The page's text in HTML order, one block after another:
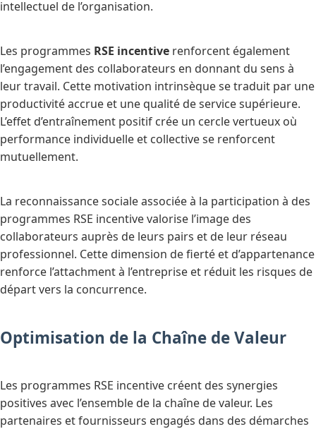
intellectuel de l’organisation.
Les programmes RSE incentive renforcent également
l’engagement des collaborateurs en donnant du sens à
leur travail. Cette motivation intrinsèque se traduit par une
productivité accrue et une qualité de service supérieure.
L’effet d’entraînement positif crée un cercle vertueux où
performance individuelle et collective se renforcent
mutuellement.
La reconnaissance sociale associée à la participation à des
programmes RSE incentive valorise l’image des
collaborateurs auprès de leurs pairs et de leur réseau
professionnel. Cette dimension de fierté et d’appartenance
renforce l’attachment à l’entreprise et réduit les risques de
départ vers la concurrence.
Optimisation de la Chaîne de Valeur
Les programmes RSE incentive créent des synergies
positives avec l’ensemble de la chaîne de valeur. Les
partenaires et fournisseurs engagés dans des démarches